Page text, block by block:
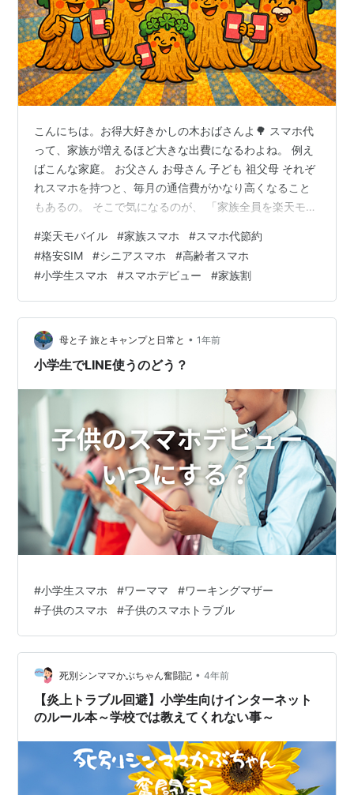
こんにちは。お得大好きかしの木おばさんよ🌳 スマホ代
って、家族が増えるほど大きな出費になるわよね。 例え
ばこんな家庭。 お父さん お母さん 子ども 祖父母 それぞ
れスマホを持つと、毎月の通信費がかなり高くなること
もあるの。 そこで気になるのが、 「家族全員を楽天モバ
ルを使った場合のメリットを分かりやすく解説するわ
ね。 楽天モバイルの料金はとてもシンプル 楽天モバイル
のRakuten最強プランは、使ったデータ量によって料金
が決まる仕組みなの。 3GBまで：1,078円 20GBまで：
2,178円 20GB以上：3,278円（データ使い放題） つ…
#楽天モバイル #家族スマホ #スマホ代節約
#格安SIM #シニアスマホ #高齢者スマホ
#小学生スマホ #スマホデビュー #家族割
母と子 旅とキャンプと日常と • 1年前
小学生でLINE使うのどう？
#小学生スマホ #ワーママ #ワーキングマザー
#子供のスマホ #子供のスマホトラブル
死別シンママかぶちゃん奮闘記 • 4年前
【炎上トラブル回避】小学生向けインターネット
のルール本～学校では教えてくれない事～